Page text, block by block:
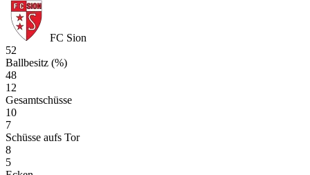
FC Sion
52
Ballbesitz (%)
48
12
Gesamtschüsse
10
7
Schüsse aufs Tor
8
5